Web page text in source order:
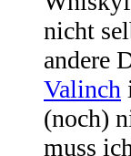
nicht
andere
Valinch
(noch)
muss